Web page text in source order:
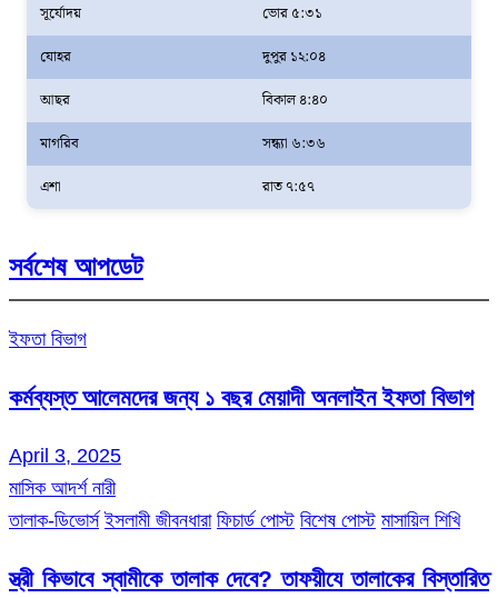
সূর্যোদয়
ভোর ৫:৩১
যোহর
দুপুর ১২:০৪
আছর
বিকাল ৪:৪০
মাগরিব
সন্ধ্যা ৬:৩৬
এশা
রাত ৭:৫৭
সর্বশেষ আপডেট
ইফতা বিভাগ
কর্মব্যস্ত আলেমদের জন্য ১ বছর মেয়াদী অনলাইন ইফতা বিভাগ
April 3, 2025
মাসিক আদর্শ নারী
তালাক-ডিভোর্স ইসলামী জীবনধারা ফিচার্ড পোস্ট বিশেষ পোস্ট মাসায়িল শিখি
স্ত্রী কিভাবে স্বামীকে তালাক দেবে? তাফয়ীযে তালাকের বিস্তারিত